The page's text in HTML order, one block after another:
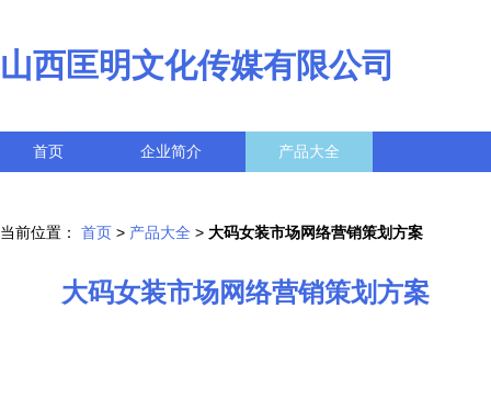
山西匡明文化传媒有限公司
首页 企业简介 产品大全
当前位置： 首页 > 产品大全 > 大码女装市场网络营销策划方案
大码女装市场网络营销策划方案